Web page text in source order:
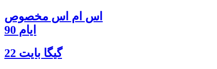
اس ام اس مخصوص
ایام 90
گيگا بايت 22